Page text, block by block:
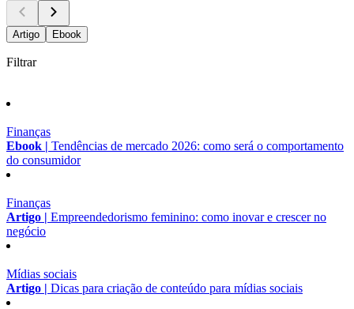
Artigo Ebook
Filtrar
Finanças
Ebook | Tendências de mercado 2026: como será o comportamento
do consumidor
Finanças
Artigo | Empreendedorismo feminino: como inovar e crescer no
negócio
Mídias sociais
Artigo | Dicas para criação de conteúdo para mídias sociais